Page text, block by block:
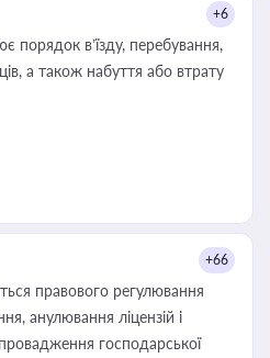
+6
порядок в’їзду, перебування,
а також набуття або втрату
+66
правового регулювання
анулювання ліцензій і
господарської